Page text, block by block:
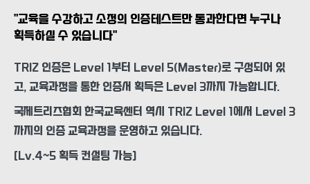
"교육을 수강하고 소정의 인증테스트만 통과한다면 누구나
획득하실 수 있습니다"
TRIZ 인증은 Level 1부터 Level 5(Master)로 구성되어 있
고, 교육과정을 통한 인증서 획득은 Level 3까지 가능합니다.
국제트리즈협회 한국교육센터 역시 TRIZ Level 1에서 Level 3
까지의 인증 교육과정을 운영하고 있습니다.
[Lv.4~5 획득 컨설팅 가능]